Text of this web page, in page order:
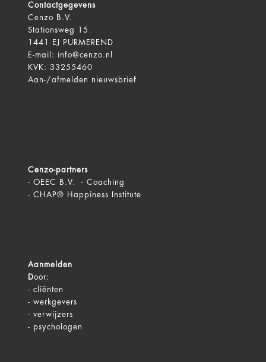
Contactgegevens
Cenzo B.V.
Stationsweg 15
1441 EJ PURMEREND
E-mail:
info@cenzo.nl
KVK: 33255460
Aan-/afmelden
nieuwsbrief
Cenzo-partners
- OEEC B.V. - Coaching
- CHAP® Happiness Institute
Aanmelden
Door:
- cliënten
- werkgevers
- verwijzers
- psychologen